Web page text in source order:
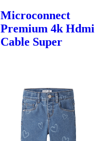
Microconnect
Premium 4k Hdmi
Cable Super